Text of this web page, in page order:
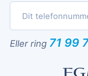
Eller ring 71 99